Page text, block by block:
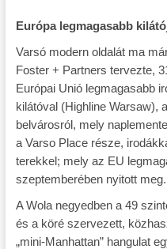
Európa legmagasabb
Varsó modern oldalát ma
Foster + Partners tervezte,
Európai Unió legmagasabb
kilátóval (Highline Warsaw),
belvárosról, mely
a Varso Place része,
terekkel; mely az EU
szeptemberében nyitott meg.
A Wola negyedben a 49
és a köré szervezett,
„mini-Manhattan” hangulat